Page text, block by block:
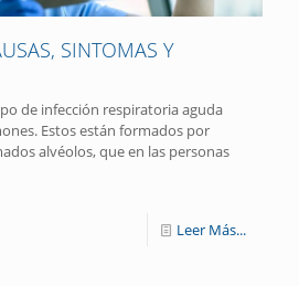
SINTOMAS Y
de infección respiratoria aguda
Estos están formados por
alvéolos, que en las personas
Leer Más...